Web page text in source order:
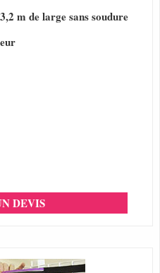
m de large sans soudure
DEVIS